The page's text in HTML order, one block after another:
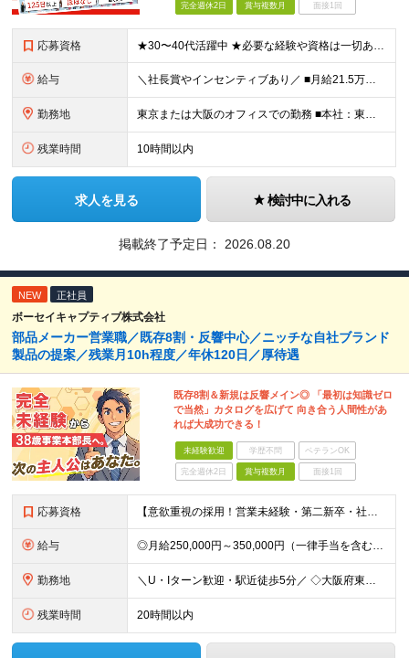
完全週休2日 賞与複数月 面接1回
応募資格 ★30〜40代活躍中 ★必要な経験や資格は一切ありません ◆未経験歓迎 ◆学歴不問 ◆基本的なPC操作ができる方 └タイピング入力、Excel・Word 簡単な資料作成など ＼こんな方はぜひご応募く
給与 ＼社長賞やインセンティブあり／ ■月給21.5万円〜（基本給17.5万円＋皆勤手当2万円＋住宅手当2万円） ※残業代全額支給／交通費上限月2万円 ※試用期間3ヵ月あり。期間中の給与は月給21万円（基
勤務地 東京または大阪のオフィスでの勤務 ■本社：東京都荒川区西日暮里5-16-12 フジビル ■大阪支店：大阪府大阪市西区九条南2-1-14 ※(変更の範囲)上記を除く当社関連勤務地
残業時間 10時間以内
求人を見る 検討中に入れる
掲載終了予定日： 2026.08.20
NEW 正社員
ボーセイキャプティブ株式会社
部品メーカー営業職／既存8割・反響中心／ニッチな自社ブランド
製品の提案／残業月10h程度／年休120日／厚待遇
既存8割＆新規は反響メイン◎ 「最初は知識ゼロ
で当然」カタログを広げて 向き合う人間性があ
れば大成功できる！
未経験歓迎 学歴不問 ベテランOK
完全週休2日 賞与複数月 面接1回
応募資格 【意欲重視の採用！営業未経験・第二新卒・社会人デビュー大歓迎！】 ★これまでの経歴やスキルは一切問いません。 16名の中途メンバーのうち10名が「初めての正社員」として入社し、 大活躍しています！
給与 ◎月給250,000円～350,000円（一律手当を含む） ※給与は経験・能力等を考慮の上、決定します。 ■昇給：1回（4月） ■賞与：年2回（6月、12月） ※業績に応じて支給／10期連続で支給実
勤務地 ＼U・Iターン歓迎・駅近徒歩5分／ ◇大阪府東大阪市長田東3-3-32 東洋交易ビル6F
残業時間 20時間以内